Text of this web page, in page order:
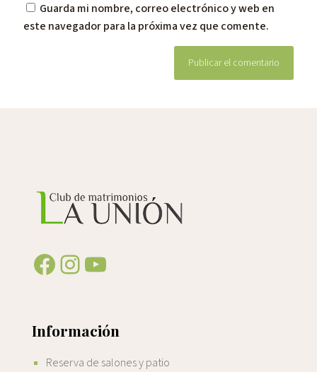
Guarda mi nombre, correo electrónico y web en
este navegador para la próxima vez que comente.
Facebook
Instagram
YouTube
Información
Reserva de salones y patio